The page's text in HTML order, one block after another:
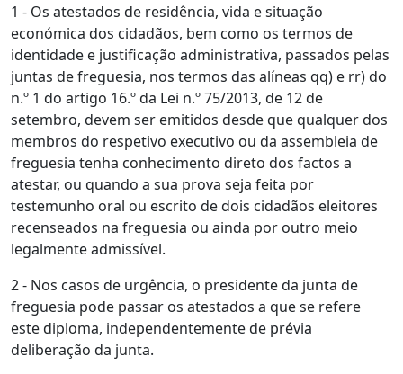
1 - Os atestados de residência, vida e situação
económica dos cidadãos, bem como os termos de
identidade e justificação administrativa, passados pelas
juntas de freguesia, nos termos das alíneas qq) e rr) do
n.º 1 do artigo 16.º da Lei n.º 75/2013, de 12 de
setembro, devem ser emitidos desde que qualquer dos
membros do respetivo executivo ou da assembleia de
freguesia tenha conhecimento direto dos factos a
atestar, ou quando a sua prova seja feita por
testemunho oral ou escrito de dois cidadãos eleitores
recenseados na freguesia ou ainda por outro meio
legalmente admissível.
2 - Nos casos de urgência, o presidente da junta de
freguesia pode passar os atestados a que se refere
este diploma, independentemente de prévia
deliberação da junta.